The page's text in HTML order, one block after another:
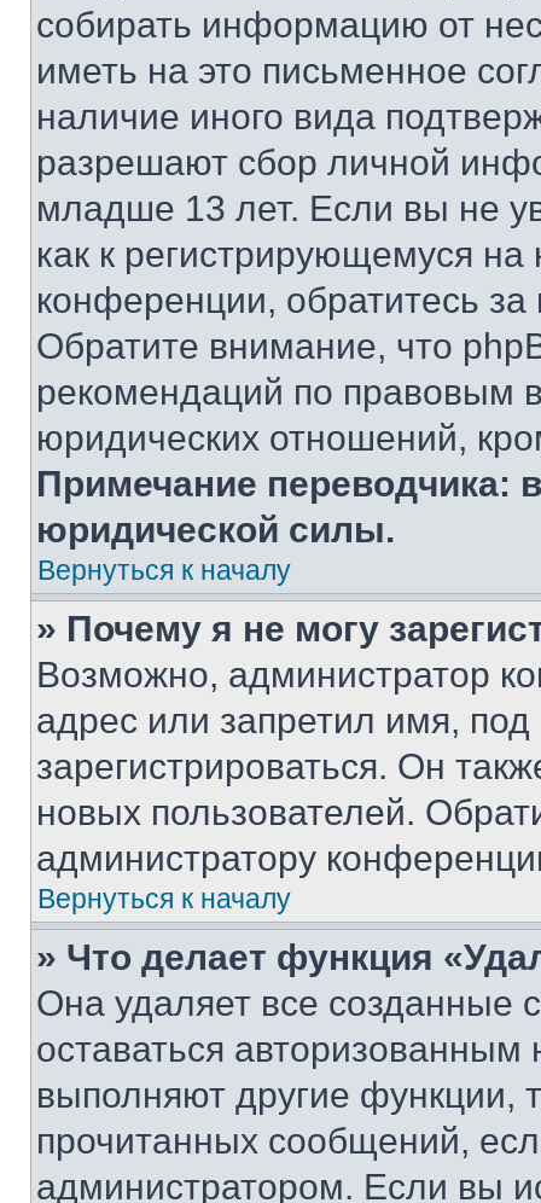
собирать информацию от
иметь на это письменное
наличие иного вида
разрешают сбор личной
младше 13 лет. Если вы не
как к регистрирующемуся
конференции, обратитесь
Обратите внимание, что
рекомендаций по правовым
юридических отношений,
Примечание переводчика:
юридической силы.
Вернуться к началу
» Почему я не могу
Возможно, администратор
адрес или запретил имя,
зарегистрироваться. Он
новых пользователей.
администратору
Вернуться к началу
» Что делает функция
Она удаляет все созданные
оставаться
выполняют другие функции,
прочитанных сообщений,
администратором. Если вы